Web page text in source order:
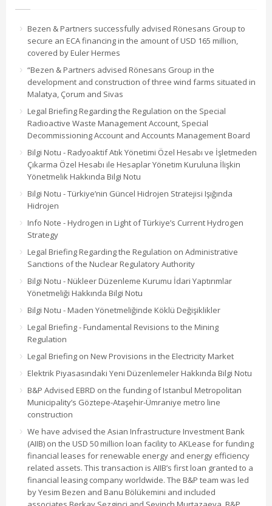
Bezen & Partners successfully advised Rönesans Group to
secure an ECA financing in the amount of USD 165 million,
covered by Euler Hermes
“Bezen & Partners advised Rönesans Group in the
development and construction of three wind farms situated in
Malatya, Çorum and Sivas
Legal Briefing Regarding the Regulation on the Special
Radioactive Waste Management Account, Special
Decommissioning Account and Accounts Management Board
Bilgi Notu - Radyoaktif Atık Yönetimi Özel Hesabı ve İşletmeden
Çıkarma Özel Hesabı ile Hesaplar Yönetim Kuruluna İlişkin
Yönetmelik Hakkında Bilgi Notu
Bilgi Notu - Türkiye’nin Güncel Hidrojen Stratejisi Işığında
Hidrojen
Info Note - Hydrogen in Light of Türkiye’s Current Hydrogen
Strategy
Legal Briefing Regarding the Regulation on Administrative
Sanctions of the Nuclear Regulatory Authority
Bilgi Notu - Nükleer Düzenleme Kurumu İdari Yaptırımlar
Yönetmeliği Hakkında Bilgi Notu
Bilgi Notu - Maden Yönetmeliğinde Köklü Değişiklikler
Legal Briefing - Fundamental Revisions to the Mining
Regulation
Legal Briefing on New Provisions in the Electricity Market
Elektrik Piyasasındaki Yeni Düzenlemeler Hakkında Bilgi Notu
B&P Advised EBRD on the funding of Istanbul Metropolitan
Municipality’s Göztepe-Ataşehir-Ümraniye metro line
construction
We have advised the Asian Infrastructure Investment Bank
(AIIB) on the USD 50 million loan facility to AKLease for funding
financial leases for renewable energy and energy efficiency
related assets. This transaction is AIIB’s first loan granted to a
financial leasing company worldwide. The B&P team was led
by Yesim Bezen and Banu Bölükemini and included